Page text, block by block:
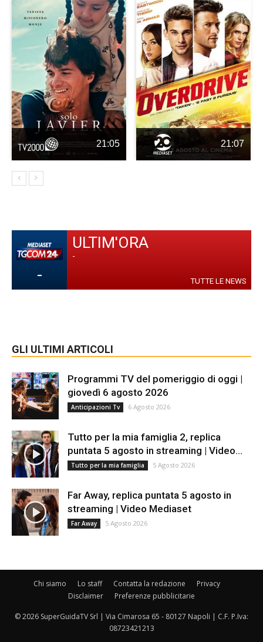
21:05 21:07
-
ULTIM'ORA
-
TUTTE LE NEWS
GLI ULTIMI ARTICOLI
Programmi TV del pomeriggio di oggi |
giovedì 6 agosto 2026
Anticipazioni Tv 6 Agosto 2026
Tutto per la mia famiglia 2, replica
puntata 5 agosto in streaming | Video...
Tutto per la mia famiglia 5 Agosto 2026
Far Away, replica puntata 5 agosto in
streaming | Video Mediaset
Far Away 5 Agosto 2026
Chi siamo Lo staff Contatta la redazione
Privacy
Disclaimer
Preferenze pubblicitarie
© 2026 SuperGuidaTV Srl | Via Cimarosa 65 - 80127 Napoli | C.F. P.Iva:
08723421213